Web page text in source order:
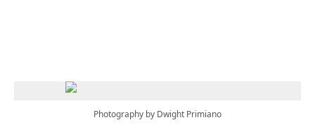
Photography by Dwight Primiano